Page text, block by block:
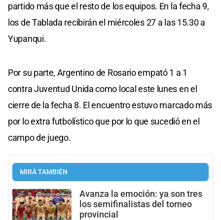
partido más que el resto de los equipos. En la fecha 9,
los de Tablada recibirán el miércoles 27 a las 15.30 a
Yupanqui.
Por su parte, Argentino de Rosario empató 1 a 1
contra Juventud Unida como local este lunes en el
cierre de la fecha 8. El encuentro estuvo marcado más
por lo extra futbolístico que por lo que sucedió en el
campo de juego.
MIRÁ TAMBIÉN
Avanza la emoción: ya son tres
los semifinalistas del torneo
provincial